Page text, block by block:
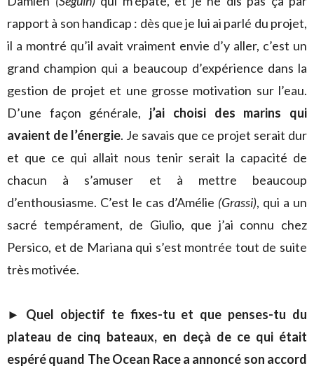
rapport à son handicap : dès que je lui ai parlé du projet,
il a montré qu’il avait vraiment envie d’y aller, c’est un
grand champion qui a beaucoup d’expérience dans la
gestion de projet et une grosse motivation sur l’eau.
D’une façon générale, j’ai choisi des marins qui
avaient de l’énergie. Je savais que ce projet serait dur
et que ce qui allait nous tenir serait la capacité de
chacun à s’amuser et à mettre beaucoup
d’enthousiasme. C’est le cas d’Amélie (Grassi), qui a un
sacré tempérament, de Giulio, que j’ai connu chez
Persico, et de Mariana qui s’est montrée tout de suite
très motivée.
► Quel objectif te fixes-tu et que penses-tu du
plateau de cinq bateaux, en deçà de ce qui était
espéré quand The Ocean Race a annoncé son accord